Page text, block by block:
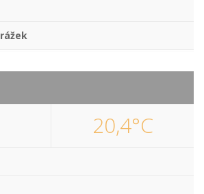
20,4°C